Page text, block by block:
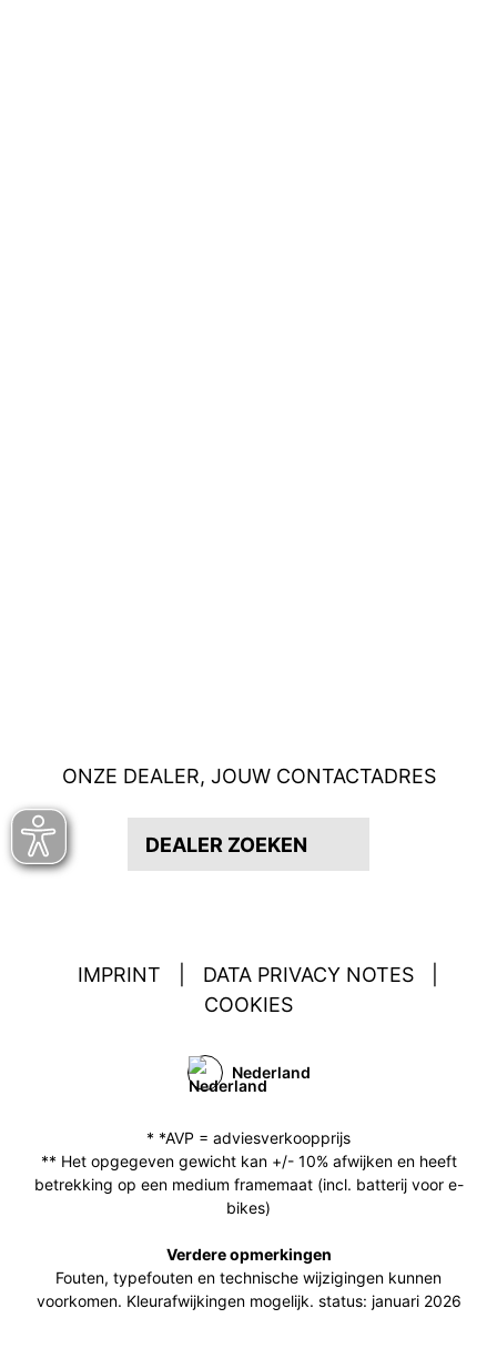
ONZE DEALER, JOUW CONTACTADRES
DEALER ZOEKEN
IMPRINT DATA PRIVACY NOTES
COOKIES
Nederland
* *AVP = adviesverkoopprijs
** Het opgegeven gewicht kan +/- 10% afwijken en heeft
betrekking op een medium framemaat (incl. batterij voor e-
bikes)
Verdere opmerkingen
Fouten, typefouten en technische wijzigingen kunnen
voorkomen. Kleurafwijkingen mogelijk. status: januari 2026